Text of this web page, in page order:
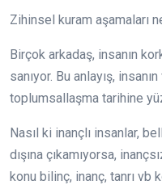
Zihinsel kuram aşamaları
Birçok arkadaş, insanın
sanıyor. Bu anlayış,
toplumsallaşma tarihine
Nasıl ki inançlı insanlar,
dışına çıkamıyorsa,
konu bilinç, inanç, tanrı vb